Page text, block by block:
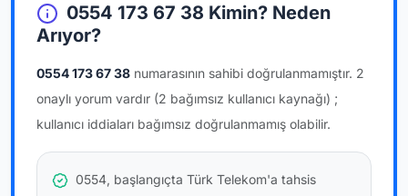
0554 173 67 38 Kimin? Neden
Arıyor?
0554 173 67 38 numarasının sahibi doğrulanmamıştır. 2
onaylı yorum vardır (2 bağımsız kullanıcı kaynağı) ;
kullanıcı iddiaları bağımsız doğrulanmamış olabilir.
0554, başlangıçta Türk Telekom'a tahsis